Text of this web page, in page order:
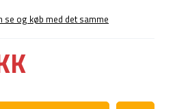
se og køb med det samme